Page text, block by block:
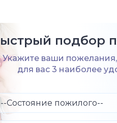
подбор
Укажите ваши
для вас 3 наиболее